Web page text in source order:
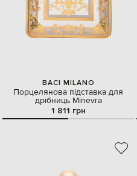
BACI MILANO
Порцелянова підставка для
дрібниць Minevra
1 811 грн